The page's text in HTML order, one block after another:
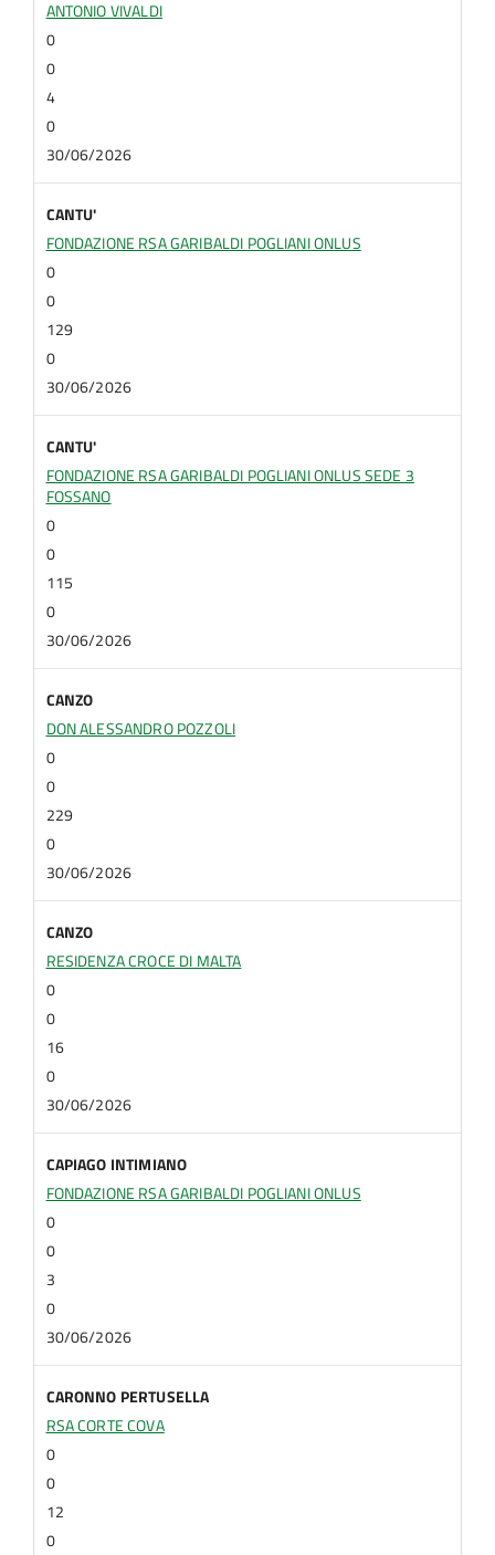
ANTONIO VIVALDI
0
0
4
0
30/06/2026
CANTU'
FONDAZIONE RSA GARIBALDI POGLIANI ONLUS
0
0
129
0
30/06/2026
CANTU'
FONDAZIONE RSA GARIBALDI POGLIANI ONLUS SEDE 3
FOSSANO
0
0
115
0
30/06/2026
CANZO
DON ALESSANDRO POZZOLI
0
0
229
0
30/06/2026
CANZO
RESIDENZA CROCE DI MALTA
0
0
16
0
30/06/2026
CAPIAGO INTIMIANO
FONDAZIONE RSA GARIBALDI POGLIANI ONLUS
0
0
3
0
30/06/2026
CARONNO PERTUSELLA
RSA CORTE COVA
0
0
12
0